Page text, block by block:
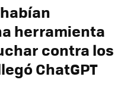
habían
herramienta
contra los
ChatGPT